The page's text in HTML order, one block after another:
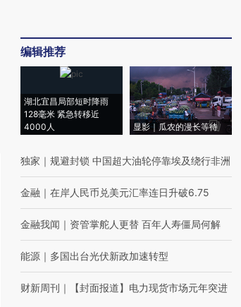
编辑推荐
湖北宜昌局部短时降雨
128毫米 紧急转移近
4000人
显影｜瓜农的漫长等待
独家 ｜ 规避封锁 中国超大油轮停靠埃及绕行非洲
金融 ｜ 在岸人民币兑美元汇率连日升破6.75
金融我闻 ｜ 资管掌舵人更替 百年人寿僵局何解
能源 ｜ 多国出台光伏新政加速转型
财新周刊 ｜ 【封面报道】电力现货市场元年突进